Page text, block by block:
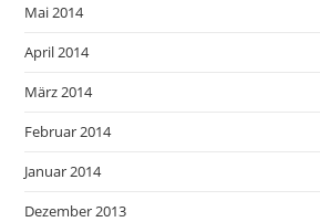
Mai 2014
April 2014
März 2014
Februar 2014
Januar 2014
Dezember 2013